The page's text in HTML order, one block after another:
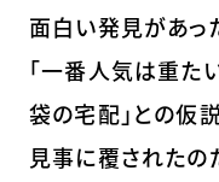
面白い発見があっ
「一番人気は重た
袋の宅配」との仮説
見事に覆されたの